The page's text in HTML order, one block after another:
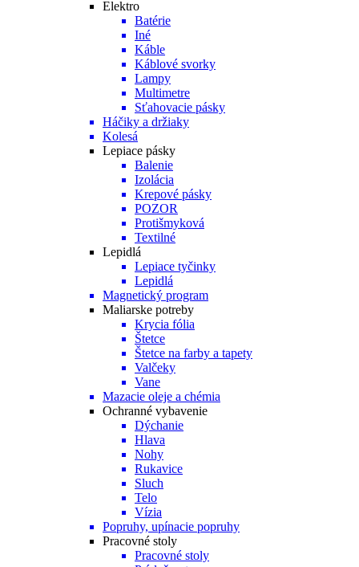
Elektro
Batérie
Iné
Káble
Káblové svorky
Lampy
Multimetre
Sťahovacie pásky
Háčiky a držiaky
Kolesá
Lepiace pásky
Balenie
Izolácia
Krepové pásky
POZOR
Protišmyková
Textilné
Lepidlá
Lepiace tyčinky
Lepidlá
Magnetický program
Maliarske potreby
Krycia fólia
Štetce
Štetce na farby a tapety
Valčeky
Vane
Mazacie oleje a chémia
Ochranné vybavenie
Dýchanie
Hlava
Nohy
Rukavice
Sluch
Telo
Vízia
Popruhy, upínacie popruhy
Pracovné stoly
Pracovné stoly